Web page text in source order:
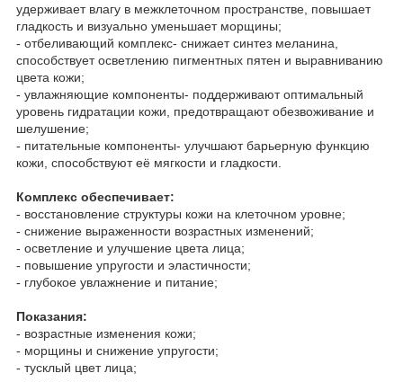
удерживает влагу в межклеточном пространстве, повышает
гладкость и визуально уменьшает морщины;
- отбеливающий комплекс- снижает синтез меланина,
способствует осветлению пигментных пятен и выравниванию
цвета кожи;
- увлажняющие компоненты- поддерживают оптимальный
уровень гидратации кожи, предотвращают обезвоживание и
шелушение;
- питательные компоненты- улучшают барьерную функцию
кожи, способствуют её мягкости и гладкости.
Комплекс обеспечивает:
- восстановление структуры кожи на клеточном уровне;
- снижение выраженности возрастных изменений;
- осветление и улучшение цвета лица;
- повышение упругости и эластичности;
- глубокое увлажнение и питание;
Показания:
- возрастные изменения кожи;
- морщины и снижение упругости;
- тусклый цвет лица;